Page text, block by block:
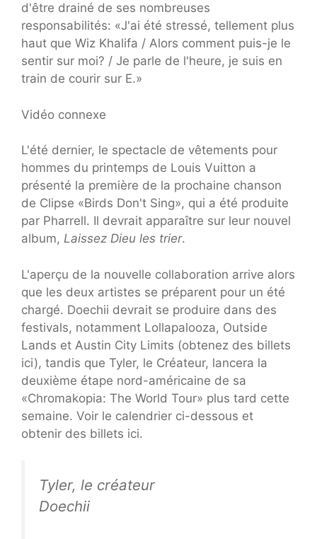
d'être drainé de ses nombreuses
responsabilités: «J'ai été stressé, tellement plus
haut que Wiz Khalifa / Alors comment puis-je le
sentir sur moi? / Je parle de l'heure, je suis en
train de courir sur E.»
Vidéo connexe
L'été dernier, le spectacle de vêtements pour
hommes du printemps de Louis Vuitton a
présenté la première de la prochaine chanson
de Clipse «Birds Don't Sing», qui a été produite
par Pharrell. Il devrait apparaître sur leur nouvel
album, Laissez Dieu les trier.
L'aperçu de la nouvelle collaboration arrive alors
que les deux artistes se préparent pour un été
chargé. Doechii devrait se produire dans des
festivals, notamment Lollapalooza, Outside
Lands et Austin City Limits (obtenez des billets
ici), tandis que Tyler, le Créateur, lancera la
deuxième étape nord-américaine de sa
«Chromakopia: The World Tour» plus tard cette
semaine. Voir le calendrier ci-dessous et
obtenir des billets ici.
Tyler, le créateur
Doechii